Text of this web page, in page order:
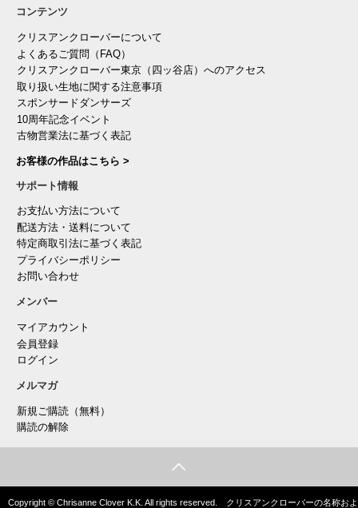
コンテンツ
クリスアンクローバーについて
よくあるご質問（FAQ）
クリスアンクローバー東京（四ッ谷店）へのアクセス
取り扱い生地に関する注意事項
スポンサードダンサーズ
10周年記念イベント
古物営業法に基づく表記
お客様の作品はこちら >
サポート情報
お支払い方法について
配送方法・送料について
特定商取引法に基づく表記
プライバシーポリシー
お問い合わせ
メンバー
マイアカウント
会員登録
ログイン
メルマガ
新規ご購読（無料）
購読の解除
Copyright © Chrisanne Clover K.K. All rights reserved. クリスアンクローバーの名称およ